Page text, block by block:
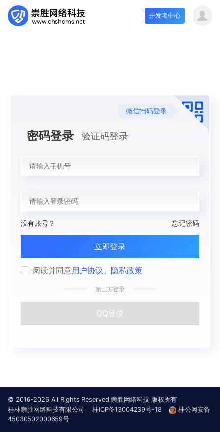
开发者中心
微信扫码登录
密码登录 验证码登录
没有账号？ 忘记密码
立即登录
阅读并同意用户协议、 隐私政策
第三方登录
QQ登录
© 2016-2026 All Rights Reserved.崇胜网络科技 版权所有
桂林崇胜网络科技有限公司
桂ICP备13004239号-18
桂公网安备
45030502000659号